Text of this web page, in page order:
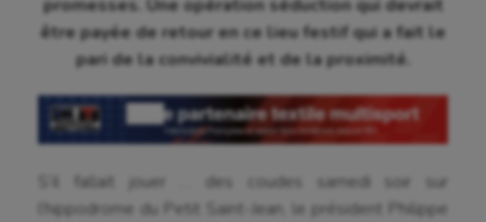
promesses. Une opération séduction qui devrait
être payée de retour en ce lieu festif qui a fait le
pari de la convivialité et de la proximité.
S’il fallait jouer … des coudes samedi soir sur
l’hippodrome du Petit Saint-Jean, le président Philippe